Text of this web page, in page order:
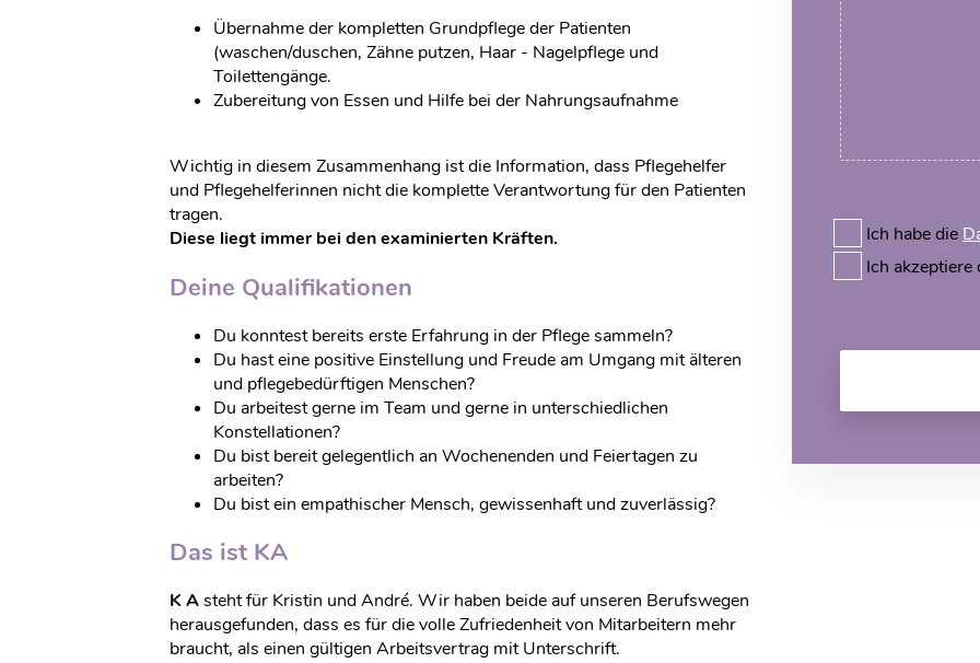
Ich habe die
Ich
Übernahme der kompletten Grundpflege der Patienten
(waschen/duschen, Zähne putzen, Haar - Nagelpflege und
Toilettengänge.
Zubereitung von Essen und Hilfe bei der Nahrungsaufnahme
Wichtig in diesem Zusammenhang ist die Information, dass Pflegehelfer
und Pflegehelferinnen nicht die komplette Verantwortung für den Patienten
tragen.
Diese liegt immer bei den examinierten Kräften.
Deine Qualifikationen
Du konntest bereits erste Erfahrung in der Pflege sammeln?
Du hast eine positive Einstellung und Freude am Umgang mit älteren
und pflegebedürftigen Menschen?
Du arbeitest gerne im Team und gerne in unterschiedlichen
Konstellationen?
Du bist bereit gelegentlich an Wochenenden und Feiertagen zu
arbeiten?
Du bist ein empathischer Mensch, gewissenhaft und zuverlässig?
Das ist KA
K Asteht für Kristin und André. Wir haben beide auf unseren Berufswegen
herausgefunden, dass es für die volle Zufriedenheit von Mitarbeitern mehr
braucht, als einen gültigen Arbeitsvertrag mit Unterschrift.